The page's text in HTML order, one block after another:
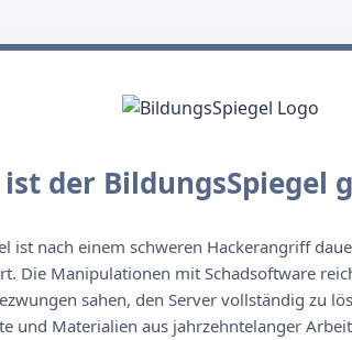
ist der BildungsSpiegel
ist nach einem schweren Hackerangriff
Die Manipulationen mit Schadsoftware
sahen, den Server vollständig zu
und Materialien aus jahrzehntelanger